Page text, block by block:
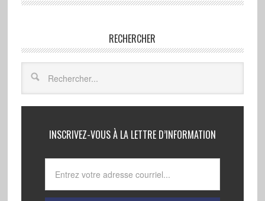
RECHERCHER
INSCRIVEZ-VOUS À LA LETTRE D’INFORMATION